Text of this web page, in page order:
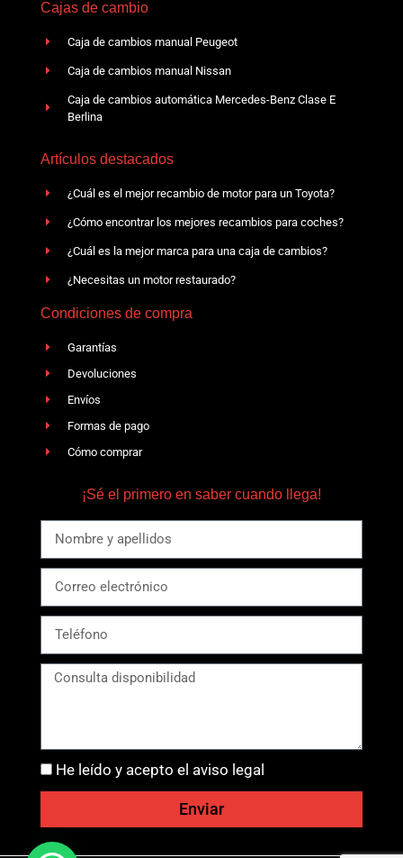
Cajas de cambio
Caja de cambios manual Peugeot
Caja de cambios manual Nissan
Caja de cambios automática Mercedes-Benz Clase E
Berlina
Artículos destacados
¿Cuál es el mejor recambio de motor para un Toyota?
¿Cómo encontrar los mejores recambios para coches?
¿Cuál es la mejor marca para una caja de cambios?
¿Necesitas un motor restaurado?
Condiciones de compra
Garantías
Devoluciones
Envíos
Formas de pago
Cómo comprar
¡Sé el primero en saber cuando llega!
He leído y acepto el aviso legal
Enviar